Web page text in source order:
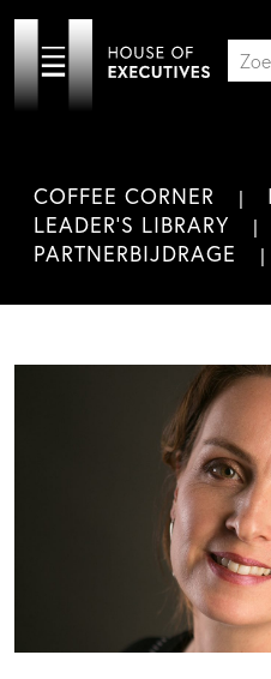
COFFEE CORNER
LEADER'S LIBRARY
PARTNERBIJDRAGE